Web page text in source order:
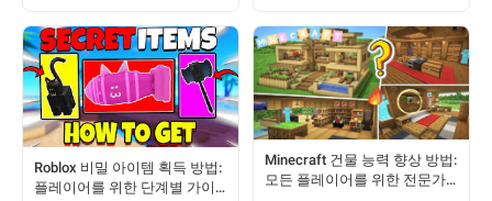
Roblox 비밀 아이템 획득 방법:
플레이어를 위한 단계별 가이
Minecraft 건물 능력 향상 방법:
모든 플레이어를 위한 전문가